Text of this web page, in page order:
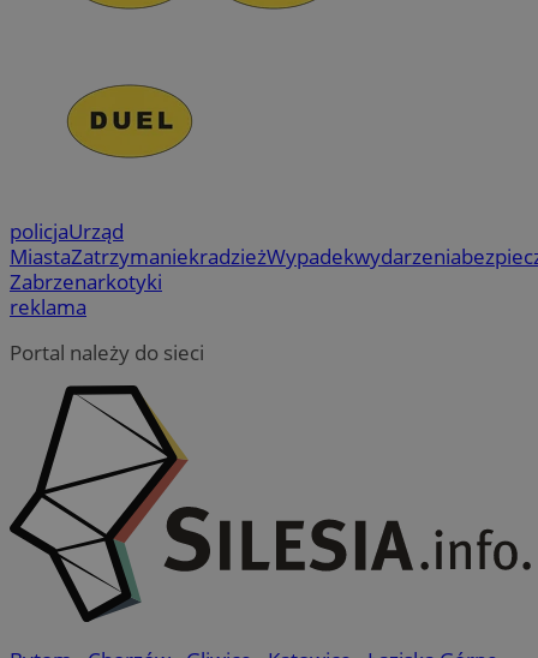
policjaUrząd
MiastaZatrzymaniekradzieżWypadekwydarzenia
Zabrzenarkotyki
reklama
Portal należy do sieci